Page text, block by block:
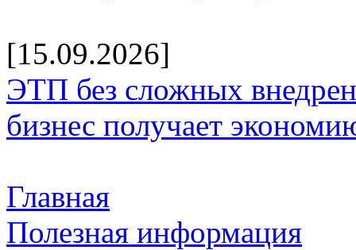
[15.09.2026]
ЭТП без сложных
бизнес получает
Главная
Полезная информация